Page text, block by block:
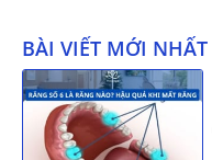
BÀI VIẾT MỚI NHẤT